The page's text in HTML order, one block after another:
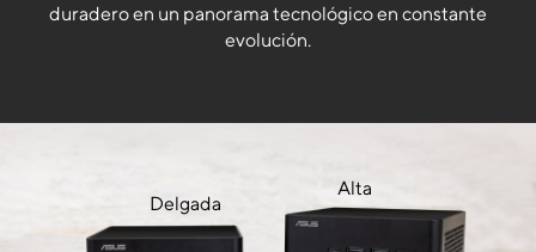
duradero en un panorama tecnológico en constante
evolución.
Delgada
Alta